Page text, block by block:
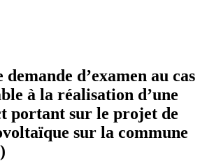
d’examen au cas
à la réalisation d’une
portant sur le projet de
sur la commune